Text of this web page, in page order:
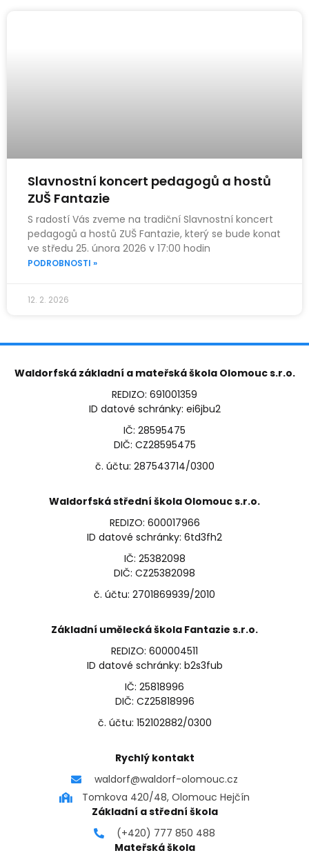
Slavnostní koncert pedagogů a hostů
ZUŠ Fantazie
S radostí Vás zveme na tradiční Slavnostní koncert
pedagogů a hostů ZUŠ Fantazie, který se bude konat
ve středu 25. února 2026 v 17:00 hodin
PODROBNOSTI »
12. 2. 2026
Waldorfská základní a mateřská škola Olomouc s.r.o.
REDIZO: 691001359
ID datové schránky: ei6jbu2
IČ: 28595475
DIČ: CZ28595475
č. účtu: 287543714/0300
Waldorfská střední škola Olomouc s.r.o.
REDIZO: 600017966
ID datové schránky: 6td3fh2
IČ: 25382098
DIČ: CZ25382098
č. účtu: 2701869939/2010
Základní umělecká škola Fantazie s.r.o.
REDIZO: 600004511
ID datové schránky: b2s3fub
IČ: 25818996
DIČ: CZ25818996
č. účtu: 152102882/0300
Rychlý kontakt
waldorf@waldorf-olomouc.cz
Tomkova 420/48, Olomouc Hejčín
Základní a střední škola
(+420) 777 850 488
Mateřská škola